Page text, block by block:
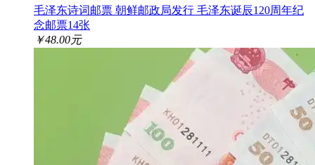
毛泽东诗词邮票 朝鲜邮政局发行 毛泽东诞辰120周年纪
念邮票14张
￥48.00元